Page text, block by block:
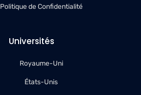
Politique de Confidentialité
Universités
Royaume-Uni
États-Unis